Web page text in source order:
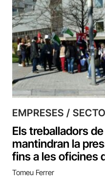
EMPRESES /
Els treballadors
mantindran la
fins a les oficines
Tomeu Ferrer